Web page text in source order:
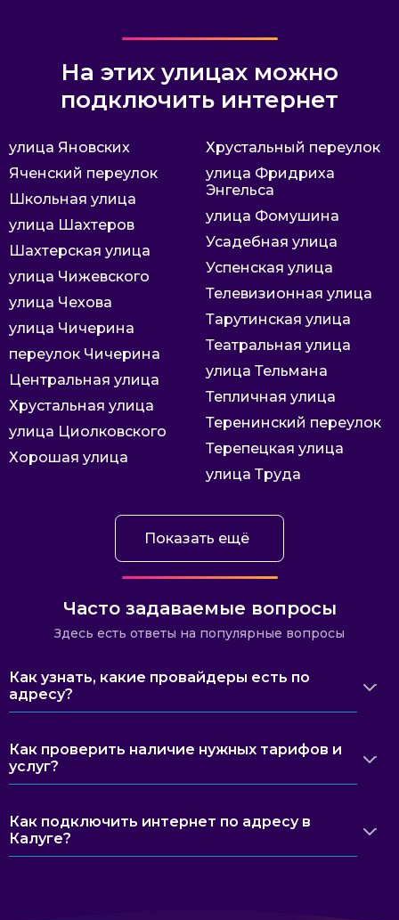
На этих улицах можно
подключить интернет
улица Яновских
Яченский переулок
Школьная улица
улица Шахтеров
Шахтерская улица
улица Чижевского
улица Чехова
улица Чичерина
переулок Чичерина
Центральная улица
Хрустальная улица
улица Циолковского
Хорошая улица
Хрустальный переулок
улица Фридриха
Энгельса
улица Фомушина
Усадебная улица
Успенская улица
Телевизионная улица
Тарутинская улица
Театральная улица
улица Тельмана
Тепличная улица
Теренинский переулок
Терепецкая улица
улица Труда
Показать ещё
Часто задаваемые вопросы
Здесь есть ответы на популярные вопросы
Как узнать, какие провайдеры есть по
адресу?
Как проверить наличие нужных тарифов и
услуг?
Как подключить интернет по адресу в
Калуге?